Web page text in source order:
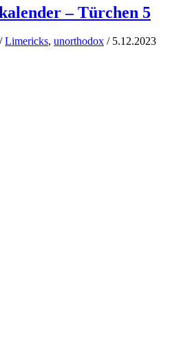
– Türchen 5
/Limericks, unorthodox / 5.12.2023